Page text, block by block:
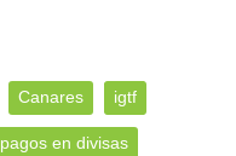
Canares igtf
pagos en divisas